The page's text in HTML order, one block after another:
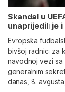
Skandal u
unaprijedili je
Evropska
bivšoj radnici za
navodnoj vezi sa
generalnim
danas, 8.